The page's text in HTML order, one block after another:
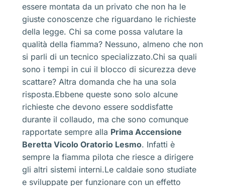
essere montata da un privato che non ha le
giuste conoscenze che riguardano le richieste
della legge. Chi sa come possa valutare la
qualità della fiamma? Nessuno, almeno che non
si parli di un tecnico specializzato.Chi sa quali
sono i tempi in cui il blocco di sicurezza deve
scattare? Altra domanda che ha una sola
risposta.Ebbene queste sono solo alcune
richieste che devono essere soddisfatte
durante il collaudo, ma che sono comunque
rapportate sempre alla Prima Accensione
Beretta Vicolo Oratorio Lesmo. Infatti è
sempre la fiamma pilota che riesce a dirigere
gli altri sistemi interni.Le caldaie sono studiate
e sviluppate per funzionare con un effetto